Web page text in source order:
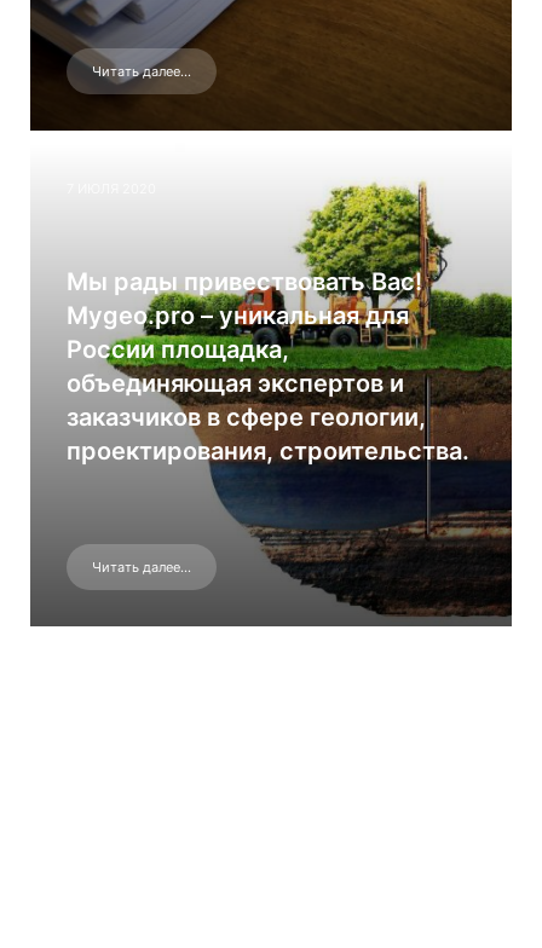
Читать далее...
Мы рады привествовать Вас!
Mygeo.pro – уникальная для
России площадка,
объединяющая экспертов и
заказчиков в сфере геологии,
проектирования, строительства.
Читать далее...